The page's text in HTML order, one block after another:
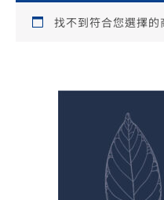
找不到符合您選擇的